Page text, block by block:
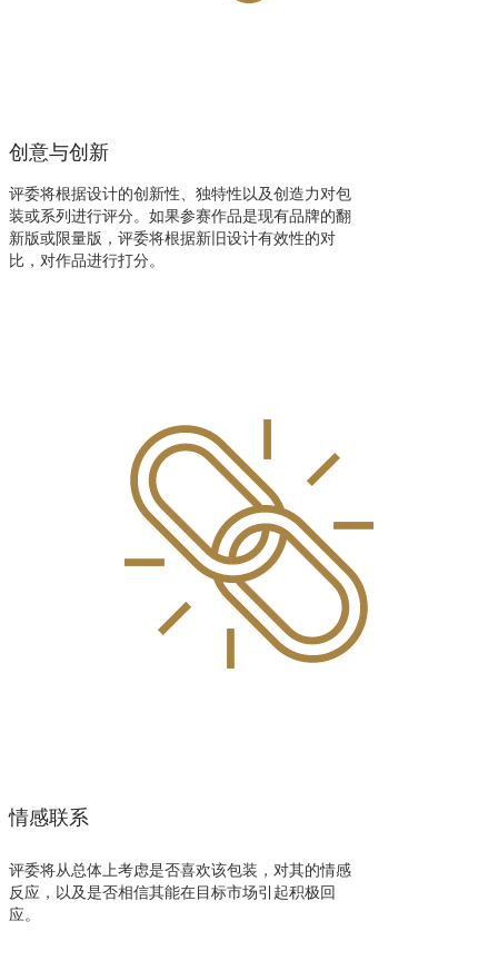
创意与创新
评委将根据设计的创新性、独特性以及创造力对包
装或系列进行评分。如果参赛作品是现有品牌的翻
新版或限量版，评委将根据新旧设计有效性的对
比，对作品进行打分。
情感联系
评委将从总体上考虑是否喜欢该包装，对其的情感
反应，以及是否相信其能在目标市场引起积极回
应。